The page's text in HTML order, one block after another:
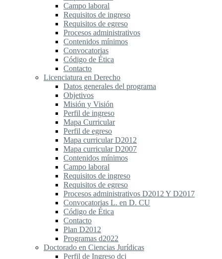
Campo laboral
Requisitos de ingreso
Requisitos de egreso
Procesos administrativos
Contenidos mínimos
Convocatorias
Código de Ética
Contacto
Licenciatura en Derecho
Datos generales del programa
Objetivos
Misión y Visión
Perfil de ingreso
Mapa Curricular
Perfil de egreso
Mapa curricular D2012
Mapa curricular D2007
Contenidos mínimos
Campo laboral
Requisitos de ingreso
Requisitos de egreso
Procesos administrativos D2012 Y D2017
Convocatorias L. en D. CU
Código de Ética
Contacto
Plan D2012
Programas d2022
Doctorado en Ciencias Jurídicas
Perfil de Ingreso dcj